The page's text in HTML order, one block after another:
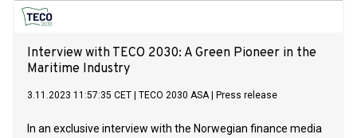
Interview with TECO 2030: A Green Pioneer in the
Maritime Industry
3.11.2023 11:57:35 CET TECO 2030 ASA| Press release
In an exclusive interview with the Norwegian finance media